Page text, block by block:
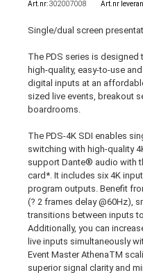
Art.nr 302007008 Art.nr
Single/dual screen
The PDS series is designed
high-quality, easy-to-use
digital inputs at an
sized live events, breakout
boardrooms.
The PDS-4K SDI enables
switching with high-quality
support Dante® audio with
card*. It includes six 4K
program outputs. Benefit
(? 2 frames delay @60Hz),
transitions between inputs
Additionally, you can
live inputs simultaneously
Event Master AthenaTM
superior signal clarity and